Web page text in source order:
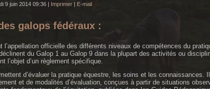
9 juin 2014 09:36 | Imprimer | E-mail
galops fédéraux :
l’appellation officielle des différents niveaux de compétences du
du Galop 1 au Galop 9 dans la plupart des activités ou
l’objet d’un règlement spécifique.
d’évaluer la pratique équestre, les soins et les connaissances.
et de modalités d’évaluation, conçues à partir de situations